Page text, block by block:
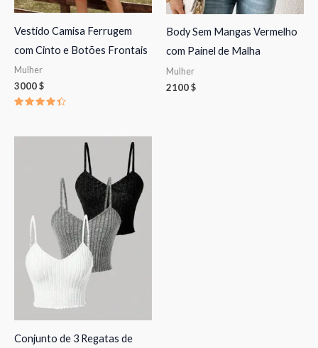
Vestido Camisa Ferrugem
com Cinto e Botões Frontais
Mulher
3000$
Body Sem Mangas Vermelho
com Painel de Malha
Mulher
2100$
Conjunto de 3 Regatas de